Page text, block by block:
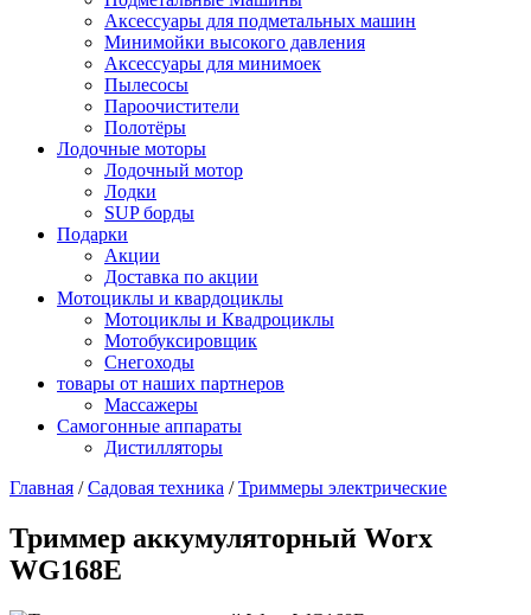
Аксессуары для подметальных машин
Минимойки высокого давления
Аксессуары для минимоек
Пылесосы
Пароочистители
Полотёры
Лодочные моторы
Лодочный мотор
Лодки
SUP борды
Подарки
Акции
Доставка по акции
Мотоциклы и квардоциклы
Мотоциклы и Квадроциклы
Мотобуксировщик
Снегоходы
товары от наших партнеров
Массажеры
Самогонные аппараты
Дистилляторы
Главная /Садовая техника /Триммеры электрические
Триммер аккумуляторный Worx
WG168E